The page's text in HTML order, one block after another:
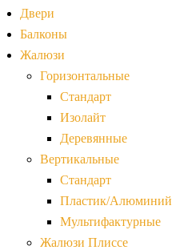
Двери
Балконы
Жалюзи
Горизонтальные
Стандарт
Изолайт
Деревянные
Вертикальные
Стандарт
Пластик/Алюминий
Мультифактурные
Жалюзи Плиссе